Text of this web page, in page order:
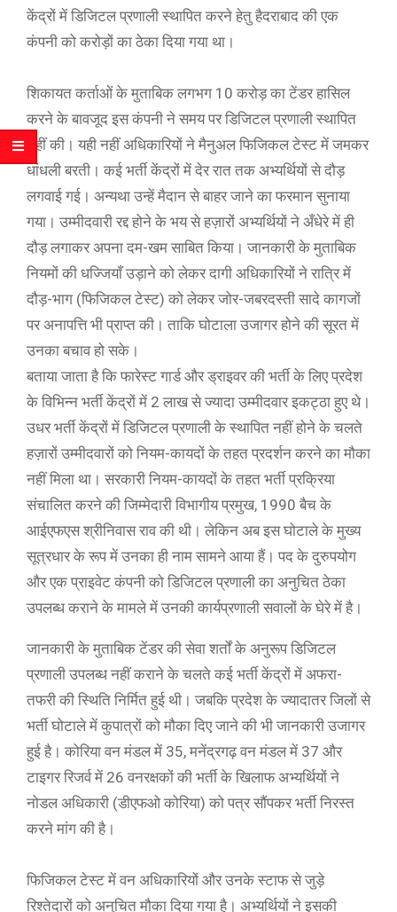
केंद्रों में डिजिटल प्रणाली स्थापित करने हेतु हैदराबाद की एक
कंपनी को करोड़ों का ठेका दिया गया था।
शिकायत कर्ताओं के मुताबिक लगभग 10 करोड़ का टेंडर हासिल
करने के बावजूद इस कंपनी ने समय पर डिजिटल प्रणाली स्थापित
नहीं की। यही नहीं अधिकारियों ने मैनुअल फिजिकल टेस्ट में जमकर
धांधली बरती। कई भर्ती केंद्रों में देर रात तक अभ्यर्थियों से दौड़
लगवाई गई। अन्यथा उन्हें मैदान से बाहर जाने का फरमान सुनाया
गया। उम्मीदवारी रद्द होने के भय से हज़ारों अभ्यर्थियों ने अँधेरे में ही
दौड़ लगाकर अपना दम-खम साबित किया। जानकारी के मुताबिक
नियमों की धज्जियाँ उड़ाने को लेकर दागी अधिकारियों ने रात्रि में
दौड़-भाग (फिजिकल टेस्ट) को लेकर जोर-जबरदस्ती सादे कागजों
पर अनापत्ति भी प्राप्त की। ताकि घोटाला उजागर होने की सूरत में
उनका बचाव हो सके।
बताया जाता है कि फारेस्ट गार्ड और ड्राइवर की भर्ती के लिए प्रदेश
के विभिन्न भर्ती केंद्रों में 2 लाख से ज्यादा उम्मीदवार इकट्ठा हुए थे।
उधर भर्ती केंद्रों में डिजिटल प्रणाली के स्थापित नहीं होने के चलते
हज़ारों उम्मीदवारों को नियम-कायदों के तहत प्रदर्शन करने का मौका
नहीं मिला था। सरकारी नियम-कायदों के तहत भर्ती प्रक्रिया
संचालित करने की जिम्मेदारी विभागीय प्रमुख, 1990 बैच के
आईएफएस श्रीनिवास राव की थी। लेकिन अब इस घोटाले के मुख्य
सूत्रधार के रूप में उनका ही नाम सामने आया हैं। पद के दुरुपयोग
और एक प्राइवेट कंपनी को डिजिटल प्रणाली का अनुचित ठेका
उपलब्ध कराने के मामले में उनकी कार्यप्रणाली सवालों के घेरे में है।
जानकारी के मुताबिक टेंडर की सेवा शर्तों के अनुरूप डिजिटल
प्रणाली उपलब्ध नहीं कराने के चलते कई भर्ती केंद्रों में अफरा-
तफरी की स्थिति निर्मित हुई थी। जबकि प्रदेश के ज्यादातर जिलों से
भर्ती घोटाले में कुपात्रों को मौका दिए जाने की भी जानकारी उजागर
हुई है। कोरिया वन मंडल में 35, मनेंद्रगढ़ वन मंडल में 37 और
टाइगर रिजर्व में 26 वनरक्षकों की भर्ती के खिलाफ अभ्यर्थियों ने
नोडल अधिकारी (डीएफओ कोरिया) को पत्र सौंपकर भर्ती निरस्त
करने मांग की है।
फिजिकल टेस्ट में वन अधिकारियों और उनके स्टाफ से जुड़े
रिश्तेदारों को अनुचित मौका दिया गया है। अभ्यर्थियों ने इसकी